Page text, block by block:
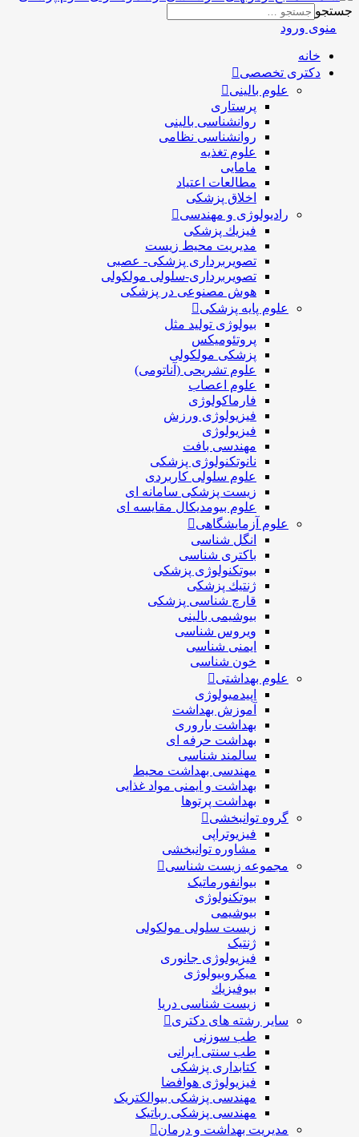
جستجو
منوی ورود
خانه
دکتری تخصصی
علوم بالینی
پرستاری
روانشناسی بالینی
روانشناسی نظامی
علوم تغذیه
مامایی
مطالعات اعتیاد
اخلاق پزشکی
رادیولوژی و مهندسی
فيزيك پزشکی
مدیریت محیط زیست
تصویربرداری پزشکی- عصبی
تصویربرداری-سلولی مولکولی
هوش مصنوعی در پزشکی
علوم پایه پزشکی
بیولوژی تولید مثل
پروتئومیکس
پزشکی مولکولی
علوم تشریحی (آناتومی)
علوم اعصاب
فارماکولوژی
فیزیولوژی ورزش
فیزیولوژی
مهندسی بافت
نانوتکنولوژی پزشکی
علوم سلولی کاربردی
زیست پزشکی سامانه ای
علوم بیومدیکال مقایسه ای
علوم آزمایشگاهی
انگل شناسی
باکتری شناسی
بیوتکنولوژی پزشکی
ژنتيك پزشکی
قارچ شناسی پزشكی
بیوشیمی بالینی
ویروس شناسی
ایمنی شناسی
خون شناسی
علوم بهداشتی
اپیدمیولوژی
آموزش بهداشت
بهداشت باروری
بهداشت حرفه ای
سالمند شناسی
مهندسی بهداشت محيط
بهداشت و ایمنی مواد غذایی
بهداشت پرتوها
گروه توانبخشی
فیزیوتراپی
مشاوره توانبخشی
مجموعه زیست شناسی
بیوانفورماتیک
بیوتکنولوژی
بیوشیمی
زیست سلولی مولکولی
ژنتیک
فیزیولوژی جانوری
میکروبیولوژی
بيوفيزيك
زیست شناسی دریا
سایر رشته های دکتری
طب سوزنی
طب سنتی ایرانی
کتابداری پزشکی
فیزیولوژی هوافضا
مهندسی پزشکی بیوالکتریک
مهندسی پزشکی رباتیک
مدیریت بهداشت و درمان